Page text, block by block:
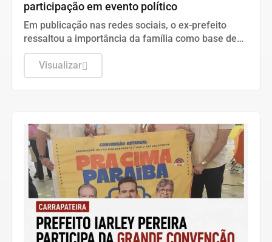
participação em evento político
Em publicação nas redes sociais, o ex-prefeito
ressaltou a importância da família como base de
sua caminhada e compartilhou registro ao lado da
esposa durante o encontro político.
Visualizar